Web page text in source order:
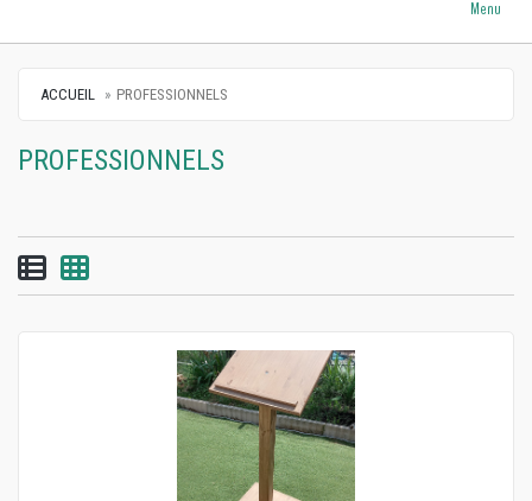
Menu
ACCUEIL PROFESSIONNELS
PROFESSIONNELS
Vue par liste
Vue par grille